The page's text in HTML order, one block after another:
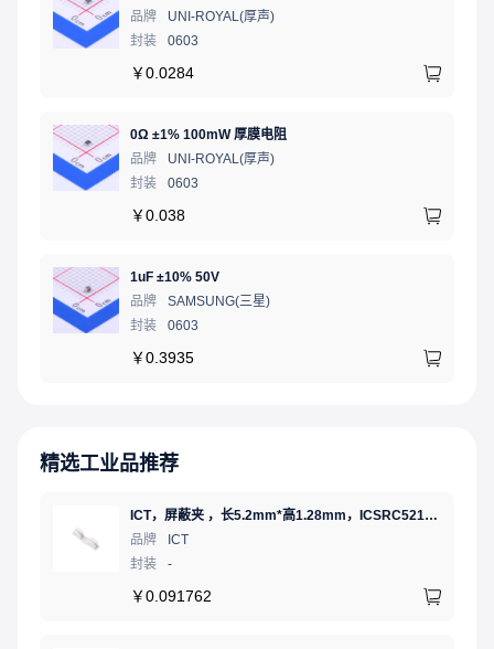
品牌
UNI-ROYAL(厚声)
封装
0603
￥0.0284
0Ω ±1% 100mW 厚膜电阻
品牌
UNI-ROYAL(厚声)
封装
0603
￥0.038
1uF ±10% 50V
品牌
SAMSUNG(三星)
封装
0603
￥0.3935
精选工业品推荐
ICT，屏蔽夹 ，长5.2mm*高1.28mm，ICSRC52128SFR
品牌
ICT
封装
-
￥0.091762